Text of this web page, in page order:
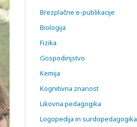
Brezplačne e-publikacije
Biologija
Fizika
Gospodinjstvo
Kemija
Kognitivna znanost
Likovna pedagogika
Logopedija in surdopedagogika